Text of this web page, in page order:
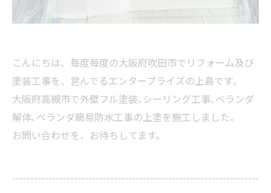
こんにちは、毎度毎度の大阪府吹田市でリフォーム及び
塗装工事を、営んでるエンタープライズの上島です。
大阪府高槻市で外壁フル塗装､シーリング工事､ベランダ
解体､ベランダ簡易防水工事の上塗を施工しました。
お問い合わせを、お待ちしてます。
--------------------------------------------------------------------